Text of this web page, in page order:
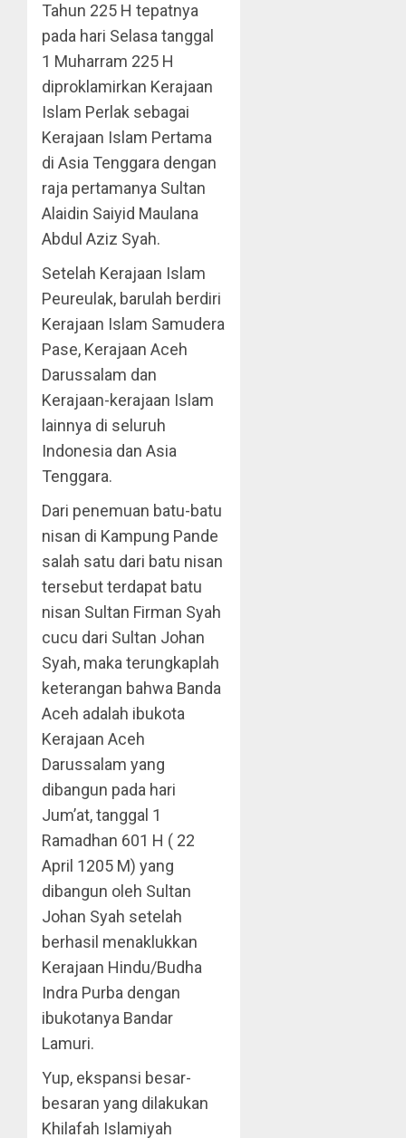
Tahun 225 H tepatnya
pada hari Selasa tanggal
1 Muharram 225 H
diproklamirkan Kerajaan
Islam Perlak sebagai
Kerajaan Islam Pertama
di Asia Tenggara dengan
raja pertamanya Sultan
Alaidin Saiyid Maulana
Abdul Aziz Syah.
Setelah Kerajaan Islam
Peureulak, barulah berdiri
Kerajaan Islam Samudera
Pase, Kerajaan Aceh
Darussalam dan
Kerajaan-kerajaan Islam
lainnya di seluruh
Indonesia dan Asia
Tenggara.
Dari penemuan batu-batu
nisan di Kampung Pande
salah satu dari batu nisan
tersebut terdapat batu
nisan Sultan Firman Syah
cucu dari Sultan Johan
Syah, maka terungkaplah
keterangan bahwa Banda
Aceh adalah ibukota
Kerajaan Aceh
Darussalam yang
dibangun pada hari
Jum’at, tanggal 1
Ramadhan 601 H ( 22
April 1205 M) yang
dibangun oleh Sultan
Johan Syah setelah
berhasil menaklukkan
Kerajaan Hindu/Budha
Indra Purba dengan
ibukotanya Bandar
Lamuri.
Yup, ekspansi besar-
besaran yang dilakukan
Khilafah Islamiyah